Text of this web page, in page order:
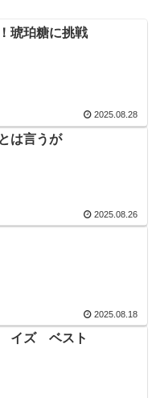
琥珀糖に挑戦
2025.08.28
は言うが
2025.08.26
2025.08.18
イズ ベスト